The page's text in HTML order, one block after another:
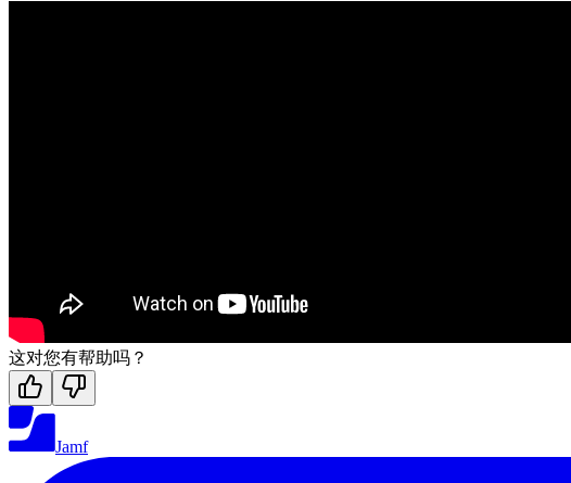
这对您有帮助吗？
Jamf